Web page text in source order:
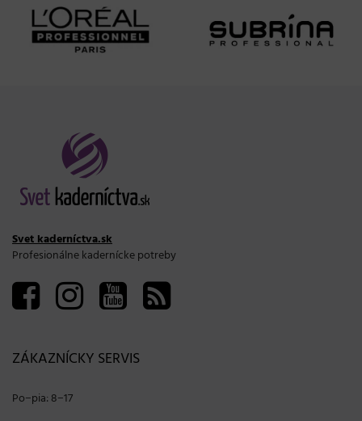
Svet kaderníctva.sk
Profesionálne kadernícke potreby
ZÁKAZNÍCKY SERVIS
Po−pia: 8−17